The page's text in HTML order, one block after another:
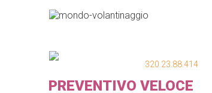
320 23.88.414
PREVENTIVO VELOCE